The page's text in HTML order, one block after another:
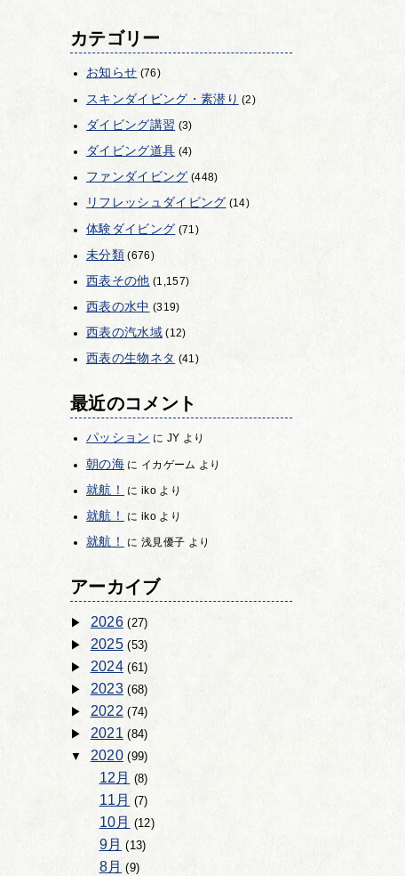
カテゴリー
お知らせ (76)
スキンダイビング・素潜り (2)
ダイビング講習 (3)
ダイビング道具 (4)
ファンダイビング (448)
リフレッシュダイビング (14)
体験ダイビング (71)
未分類(676)
西表その他 (1,157)
西表の水中 (319)
西表の汽水域(12)
西表の生物ネタ (41)
最近のコメント
パッション に JY より
朝の海に イカゲーム より
就航！ に ikoより
就航！ に ikoより
就航！ に 浅見優子 より
アーカイブ
2026(27)
2025(53)
2024(61)
2023(68)
2022(74)
2021(84)
2020(99)
12月 (8)
11月 (7)
10月 (12)
9月 (13)
8月 (9)